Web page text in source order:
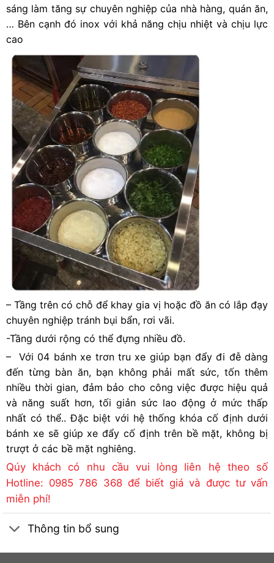
sáng làm tăng sự chuyên nghiệp của nhà hàng, quán ăn,
… Bên cạnh đó inox với khả năng chịu nhiệt và chịu lực
cao
– Tầng trên có chỗ để khay gia vị hoặc đồ ăn có lắp đạy
chuyên nghiệp tránh bụi bẩn, rơi vãi.
-Tầng dưới rộng có thể đựng nhiều đồ.
– Với 04 bánh xe trơn tru xe giúp bạn đẩy đi đễ dàng
đến từng bàn ăn, bạn không phải mất sức, tốn thêm
nhiều thời gian, đảm bảo cho công việc được hiệu quả
và năng suất hơn, tối giản sức lao động ở mức thấp
nhất có thể.. Đặc biệt với hệ thống khóa cố định dưới
bánh xe sẽ giúp xe đẩy cố định trên bề mặt, không bị
trượt ở các bề mặt nghiêng.
Qúy khách có nhu cầu vui lòng liên hệ theo số
Hotline: 0985 786 368 để biết giá và được tư vấn
miễn phí!
Thông tin bổ sung